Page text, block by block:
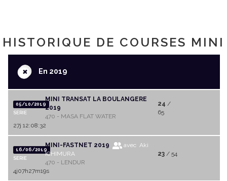
HISTORIQUE DE COURSES MINI
+En 2019
05/10/2019
SERIE
MINI TRANSAT LA BOULANGERE
2019
470 - MASA FLAT WATER
24 /
65
27j 12:08:32
16/06/2019
SERIE
MINI-FASTNET 2019
avec Aki
ICHIMURA
470 - LENDUR
23/ 54
4j07h27m19s